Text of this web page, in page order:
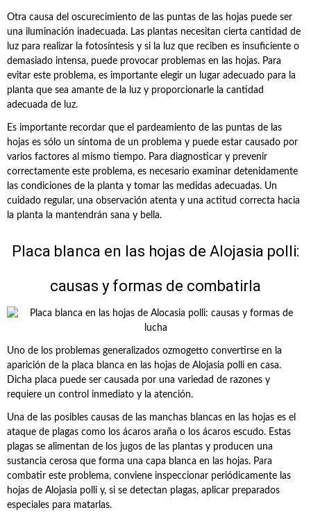
Otra causa del oscurecimiento de las puntas de las hojas puede ser
una iluminación inadecuada. Las plantas necesitan cierta cantidad de
luz para realizar la fotosíntesis y si la luz que reciben es insuficiente o
demasiado intensa, puede provocar problemas en las hojas. Para
evitar este problema, es importante elegir un lugar adecuado para la
planta que sea amante de la luz y proporcionarle la cantidad
adecuada de luz.
Es importante recordar que el pardeamiento de las puntas de las
hojas es sólo un síntoma de un problema y puede estar causado por
varios factores al mismo tiempo. Para diagnosticar y prevenir
correctamente este problema, es necesario examinar detenidamente
las condiciones de la planta y tomar las medidas adecuadas. Un
cuidado regular, una observación atenta y una actitud correcta hacia
la planta la mantendrán sana y bella.
Placa blanca en las hojas de Alojasia polli:
causas y formas de combatirla
Uno de los problemas generalizados ozmogetto convertirse en la
aparición de la placa blanca en las hojas de Alojasia polli en casa.
Dicha placa puede ser causada por una variedad de razones y
requiere un control inmediato y la atención.
Una de las posibles causas de las manchas blancas en las hojas es el
ataque de plagas como los ácaros araña o los ácaros escudo. Estas
plagas se alimentan de los jugos de las plantas y producen una
sustancia cerosa que forma una capa blanca en las hojas. Para
combatir este problema, conviene inspeccionar periódicamente las
hojas de Alojasia polli y, si se detectan plagas, aplicar preparados
especiales para matarlas.